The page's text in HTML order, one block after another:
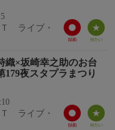
ライブ・
織×坂崎幸之助のお台
179夜スタプラまつり
ライブ・